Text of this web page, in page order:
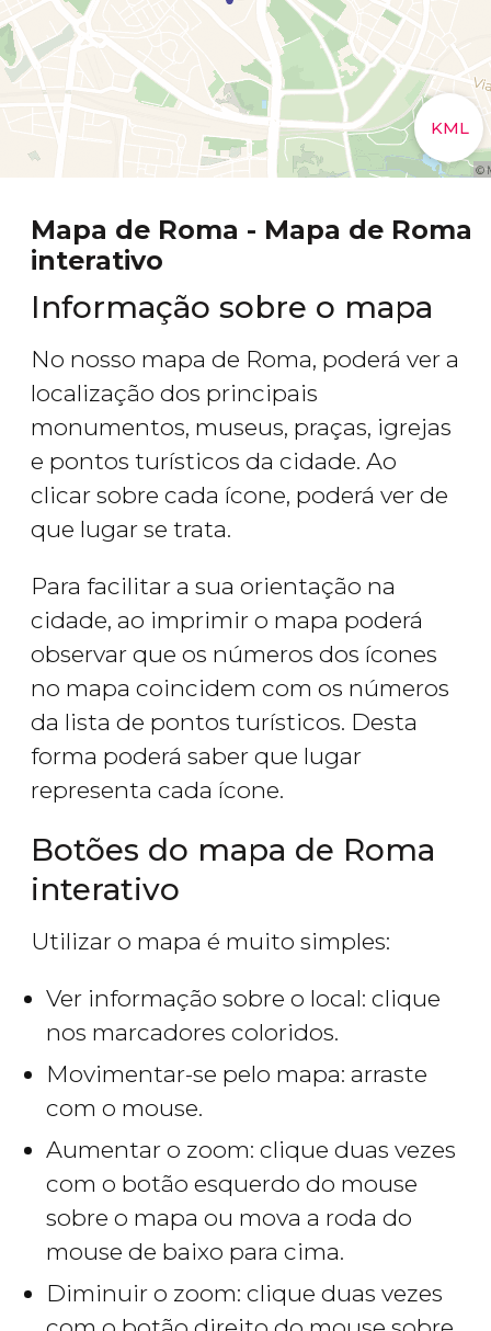
Mapa de Roma - Mapa de Roma
interativo
Informação sobre o mapa
No nosso mapa de Roma, poderá ver a
localização dos principais
monumentos, museus, praças, igrejas
e pontos turísticos da cidade. Ao
clicar sobre cada ícone, poderá ver de
que lugar se trata.
Para facilitar a sua orientação na
cidade, ao imprimir o mapa poderá
observar que os números dos ícones
no mapa coincidem com os números
da lista de pontos turísticos. Desta
forma poderá saber que lugar
representa cada ícone.
Botões do mapa de Roma
interativo
Utilizar o mapa é muito simples:
Ver informação sobre o local: clique
nos marcadores coloridos.
Movimentar-se pelo mapa: arraste
com o mouse.
Aumentar o zoom: clique duas vezes
com o botão esquerdo do mouse
sobre o mapa ou mova a roda do
mouse de baixo para cima.
Diminuir o zoom: clique duas vezes